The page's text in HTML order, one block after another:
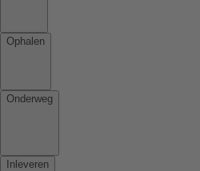
Ophalen
Onderweg
Inleveren